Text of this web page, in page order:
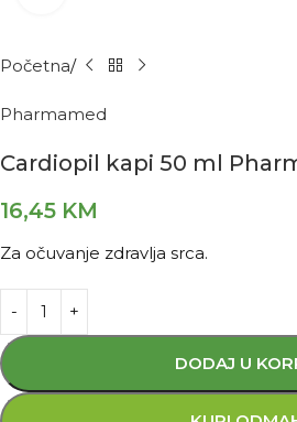
Početna
Pharmamed
Cardiopil kapi 50 ml
16,45 KM
Za očuvanje zdravlja srca.
DODAJ U